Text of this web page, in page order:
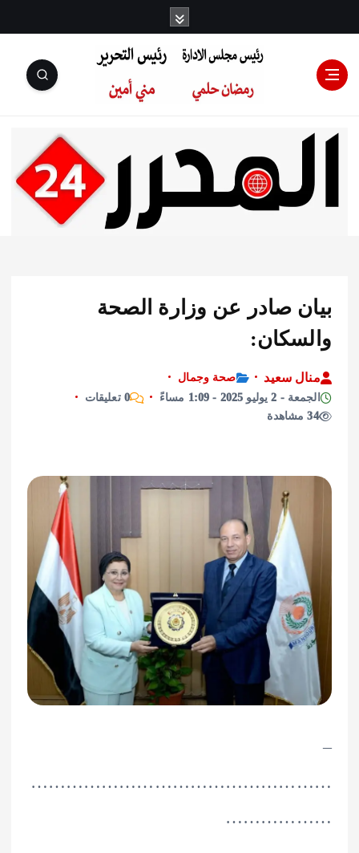
رئيس مجلس
الإدارة: رمضان
التحرير:مني أمين
صادر عن وزارة الصحة
سعيد
صحة وجمال
2025 - 1:09 مساءً
0 تعليقات